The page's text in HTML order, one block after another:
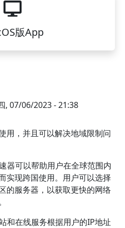
版App
, 07/06/2023 - 21:38
用，并且可以解决地域限制问
器可以帮助用户在全球范围内
实现跨国使用。用户可以选择
的服务器，以获取更快的网络
和在线服务根据用户的IP地址